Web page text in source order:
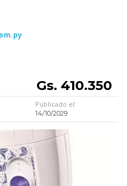
Gs. 410.350
Publicado el:
14/10/2029